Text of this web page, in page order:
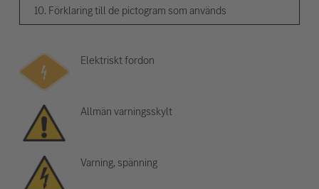
10. Förklaring till de pictogram som används
Elektriskt fordon
Allmän varningsskylt
Varning, spänning